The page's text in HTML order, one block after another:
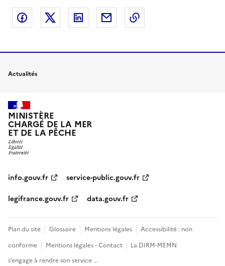
Partager sur Facebook
Partager sur XPartager sur LinkedIn
Partager par email
Actualités
MINISTÈRE
CHARGÉ DE LA MER
ET DE LA PÊCHE
info.gouv.fr
service-public.gouv.fr
legifrance.gouv.fr
data.gouv.fr
Plan du site Glossaire Mentions légales
Accessibilité : non
conforme
Mentions légales - Contact
La DIRM-MEMN
s’engage à rendre son service …